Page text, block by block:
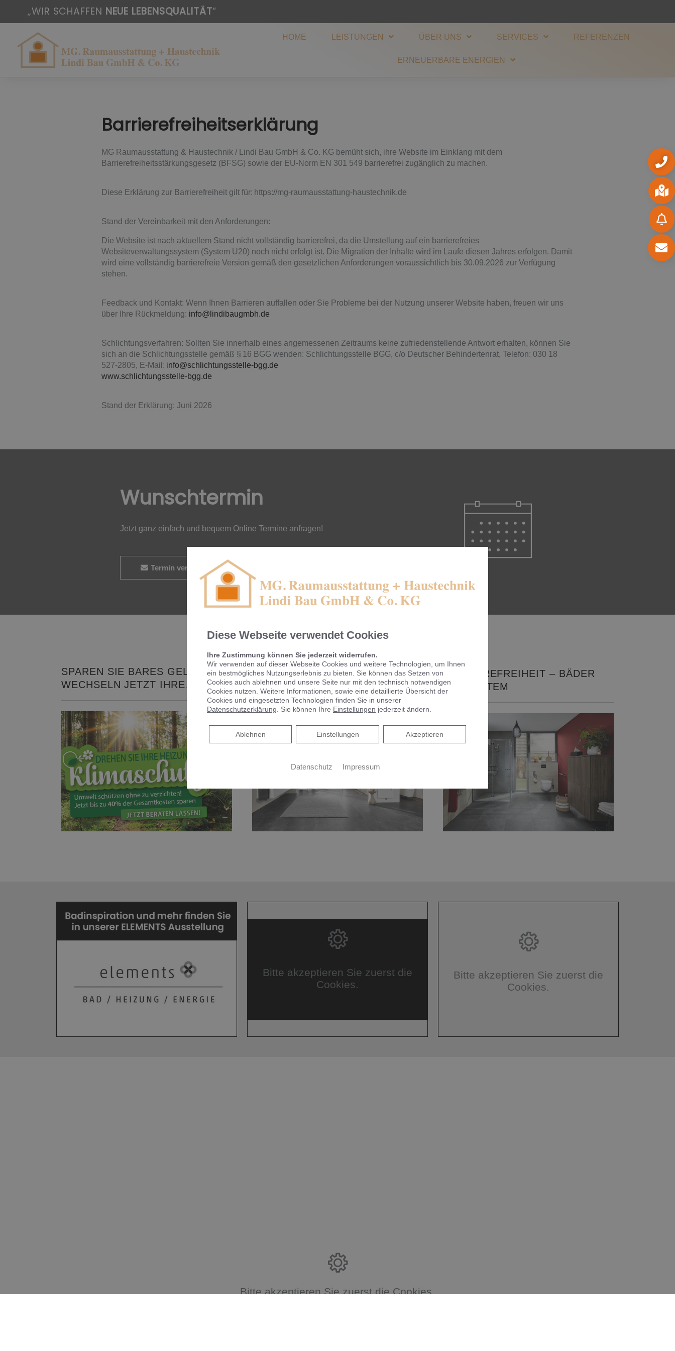
„WIR SCHAFFEN NEUE LEBENSQUALITÄT“
HOME LEISTUNGEN ÜBER UNS SERVICES REFERENZEN
ERNEUERBARE ENERGIEN
Barrierefreiheitserklärung
MG Raumausstattung & Haustechnik / Lindi Bau GmbH & Co. KG bemüht sich, ihre Website im Einklang mit dem
Barrierefreiheitsstärkungsgesetz (BFSG) sowie der EU-Norm EN 301 549 barrierefrei zugänglich zu machen.
Diese Erklärung zur Barrierefreiheit gilt für: https://mg-raumausstattung-haustechnik.de
Stand der Vereinbarkeit mit den Anforderungen:
Die Website ist nach aktuellem Stand nicht vollständig barrierefrei, da die Umstellung auf ein barrierefreies
Websiteverwaltungssystem (System U20) noch nicht erfolgt ist. Die Migration der Inhalte wird im Laufe diesen Jahres erfolgen. Damit
wird eine vollständig barrierefreie Version gemäß den gesetzlichen Anforderungen voraussichtlich bis 30.09.2026 zur Verfügung
stehen.
Feedback und Kontakt: Wenn Ihnen Barrieren auffallen oder Sie Probleme bei der Nutzung unserer Website haben, freuen wir uns
über Ihre Rückmeldung: info@lindibaugmbh.de
Schlichtungsverfahren: Sollten Sie innerhalb eines angemessenen Zeitraums keine zufriedenstellende Antwort erhalten, können Sie
sich an die Schlichtungsstelle gemäß § 16 BGG wenden: Schlichtungsstelle BGG, c/o Deutscher Behindertenrat, Telefon: 030 18
527-2805, E-Mail: info@schlichtungsstelle-bgg.de
www.schlichtungsstelle-bgg.de
Stand der Erklärung: Juni 2026
Wunschtermin
Jetzt ganz einfach und bequem Online Termine anfragen!
Termin vereinbaren
SPAREN SIE BARES GELD UND
WECHSELN JETZT IHRE
KOMPETENTE BERATUNG &
BADPLANUNG
BARRIEREFREIHEIT – BÄDER
MIT SYSTEM
Bitte akzeptieren Sie zuerst die
Cookies.
Bitte akzeptieren Sie zuerst die
Cookies.
Bitte akzeptieren Sie zuerst die Cookies.
Diese Webseite verwendet Cookies
Ihre Zustimmung können Sie jederzeit widerrufen.
Wir verwenden auf dieser Webseite Cookies und weitere Technologien, um Ihnen
ein bestmögliches Nutzungserlebnis zu bieten. Sie können das Setzen von
Cookies auch ablehnen und unsere Seite nur mit den technisch notwendigen
Cookies nutzen. Weitere Informationen, sowie eine detaillierte Übersicht der
Cookies und eingesetzten Technologien finden Sie in unserer
Datenschutzerklärung . Sie können Ihre Einstellungen jederzeit ändern.
Akzeptieren
Einstellungen
Ablehnen
Ablehnen
Datenschutz Impressum